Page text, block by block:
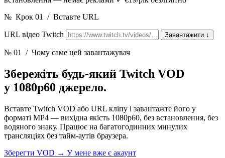
№ Крок 01 / Вставте URL
URL відео Twitch Завантажити ↓
№ 01 / Чому саме цей завантажувач
Збережіть будь-який Twitch VOD
у 1080p60 джерело.
Вставте Twitch VOD або URL кліпу і завантажте його у
форматі MP4 — вихідна якість 1080p60, без встановлення, без
водяного знаку. Працює на багатогодинних минулих
трансляціях без тайм-аутів браузера.
Зберегти VOD → У мене вже є акаунт